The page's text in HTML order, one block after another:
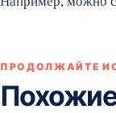
ПРОДОЛЖАЙТЕ